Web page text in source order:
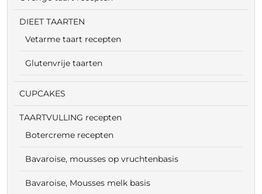
DIEET TAARTEN
Vetarme taart recepten
Glutenvrije taarten
CUPCAKES
TAARTVULLING recepten
Botercreme recepten
Bavaroise, mousses op vruchtenbasis
Bavaroise, Mousses melk basis